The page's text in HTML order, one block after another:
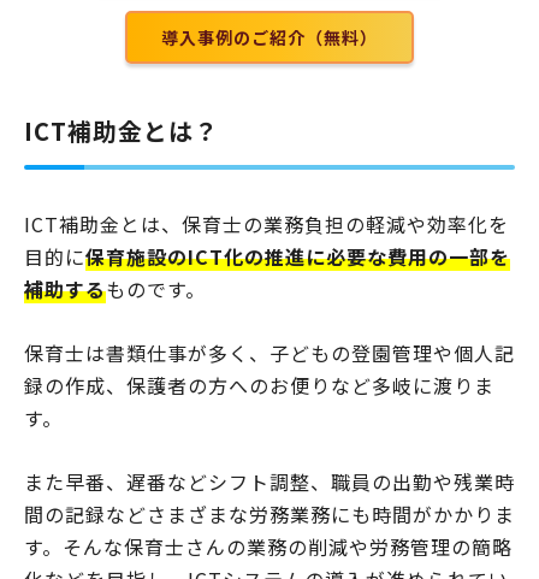
導入事例のご紹介（無料）
ICT補助金とは？
ICT補助金とは、保育士の業務負担の軽減や効率化を
目的に保育施設のICT化の推進に必要な費用の一部を
補助するものです。
保育士は書類仕事が多く、子どもの登園管理や個人記
録の作成、保護者の方へのお便りなど多岐に渡りま
す。
また早番、遅番などシフト調整、職員の出勤や残業時
間の記録などさまざまな労務業務にも時間がかかりま
す。そんな保育士さんの業務の削減や労務管理の簡略